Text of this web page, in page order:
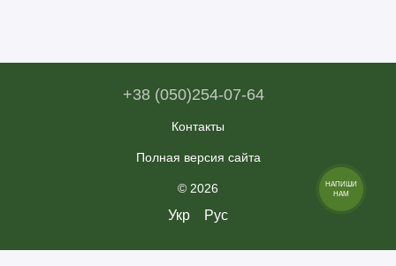
+38 (050)254-07-64
Контакты
Полная версия сайта
© 2026
Укр Рус
НАПИШИ
НАМ